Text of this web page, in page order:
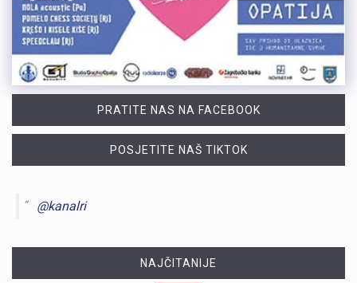
PRATITE NAS NA FACEBOOK
POSJETITE NAŠ TIKTOK
@kanalri
NAJČITANIJE